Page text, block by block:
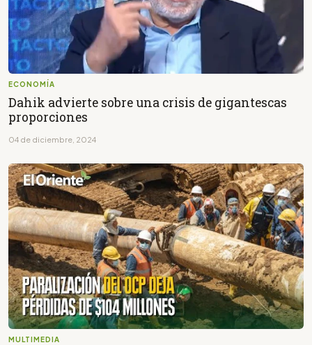
ECONOMÍA
Dahik advierte sobre una crisis de gigantescas
proporciones
04 de diciembre, 2024
MULTIMEDIA